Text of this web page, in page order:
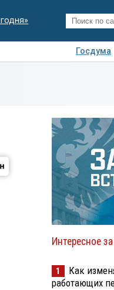
Госдума
Интересное
1
Как
работающих